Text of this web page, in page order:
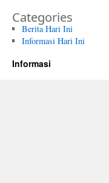
Categories
Berita Hari Ini
Informasi Hari Ini
Informasi